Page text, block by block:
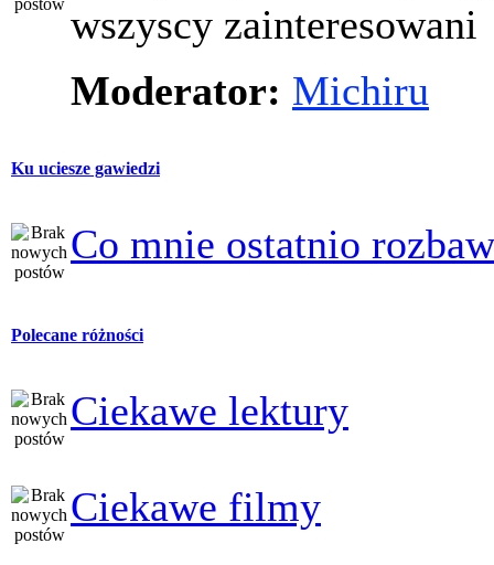
wszyscy zainteresowani
Moderator: Michiru
Ku uciesze gawiedzi
Co mnie ostatnio
Polecane różności
Ciekawe lektury
Ciekawe filmy